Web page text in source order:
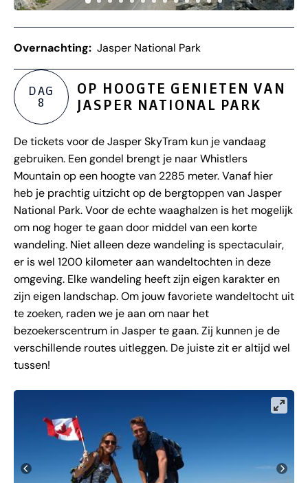
Overnachting: Jasper National Park
DAG
8
OP HOOGTE GENIETEN VAN
JASPER NATIONAL PARK
De tickets voor de Jasper SkyTram kun je vandaag
gebruiken. Een gondel brengt je naar Whistlers
Mountain op een hoogte van 2285 meter. Vanaf hier
heb je prachtig uitzicht op de bergtoppen van Jasper
National Park. Voor de echte waaghalzen is het mogelijk
om nog hoger te gaan door middel van een korte
wandeling. Niet alleen deze wandeling is spectaculair,
er is wel 1200 kilometer aan wandeltochten in deze
omgeving. Elke wandeling heeft zijn eigen karakter en
zijn eigen landschap. Om jouw favoriete wandeltocht uit
te zoeken, raden we je aan om naar het
bezoekerscentrum in Jasper te gaan. Zij kunnen je de
verschillende routes uitleggen. De juiste zit er altijd wel
tussen!